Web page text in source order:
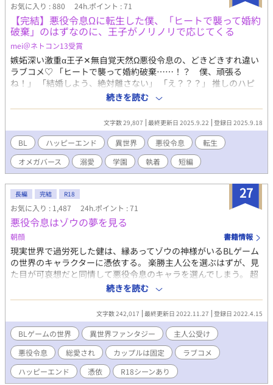
お気に入り : 880 24h.ポイント : 71
【完結】悪役令息Ωに転生した僕、「ヒートで襲って婚約
破棄」のはずなのに、王子がノリノリで応じてくる
mei＠ネトコン13受賞
嫉妬深い激重α王子✕無自覚天然Ω悪役令息の、どきどきすれ違い
ラブコメ♡ 「ヒートで襲って婚約破棄……！？ 僕、頑張る
ね！」 「結婚しよう、絶対離さない」 「え？？？」 推しのハピ
エンのために、主人公とくっつけようとしただけなのに！！ なぜ
か僕が押し倒されちゃってる！？ オメガバースBLゲームの世界に
転生した僕は、悪役令息Ωのアレン・ヴァーミリアだった。 ”推
し”の王子・フレッドを幸せにするために、ゲームの主人公・ニコ
ラとくっつけようと頑張っていた。 次第にフレッドは機嫌が悪く
なって、監視も激しくなって、「俺以外と喋るな」って言われちゃ
って……。 ゲームのラストは「ヒートになったアレンがフレッド
に媚薬効果のある魔法をかけ、襲う」 だから、僕は全力で叶えよ
うとした。 フレッドは誘惑に打ち勝って、僕に婚約破棄を告げる
ーーー ……ハズなのに。 「やっとアレンと番になれるんだな」
フレッドは嬉しそうに僕にキスをして押し倒して…… 待って待っ
て！ これじゃあえっちなルートに行っちゃうよ！ 全12話、3万
字程度で完結しています。 えっちは10話から。 ※他サイトにも投
稿予定。
続きを読む
文字数 29,807 最終更新日 2025.9.22 登録日 2025.9.18
BL ハッピーエンド 異世界 悪役令息
転生
オメガバース
溺愛 学園 執着 短編
27
長編 完結 R18
お気に入り : 1,487 24h.ポイント : 71
悪役令息はゾウの夢を見る
朝顔 書籍情報
現実世界で過労死した健は、縁あってゾウの神様がいるBLゲーム
の世界のキャラクターに憑依する。 楽勝主人公を選ぶはずが、見
た目が可哀想だと同情して悪役令息のキャラを選んでしまう。 超
がつくほど真面目な性格の健は、選んだからにはシナリオ通りに
悲劇を迎えるまでちゃんと演じなければと思い込んでしまう。 悪
役令息の子供時代に憑依したので、それっぽく我儘で傲慢な子供
時代を胃痛を抱えながら、必死に演じていた。 そんな中、ついに
因縁の主人公が登場したので悪役として接するのだが、主人公は
予想を超える人物だった。 嫌われようとしているのに、全然嫌っ
てくれなくてむしろどんどん懐いてしまう。 しかも儚げ美人主人
公に成長するはずなのに、なぜか正反対に逞しく成長してしま
い……。 なんとかシナリオ通りに軌道修正しようと奮闘するのだ
続きを読む
文字数 242,017 最終更新日 2022.11.27 登録日 2022.4.15
BLゲームの世界 異世界ファンタジー
主人公受け
悪役令息
総愛され カップルは固定
ラブコメ
ハッピーエンド
憑依 R18シーンあり